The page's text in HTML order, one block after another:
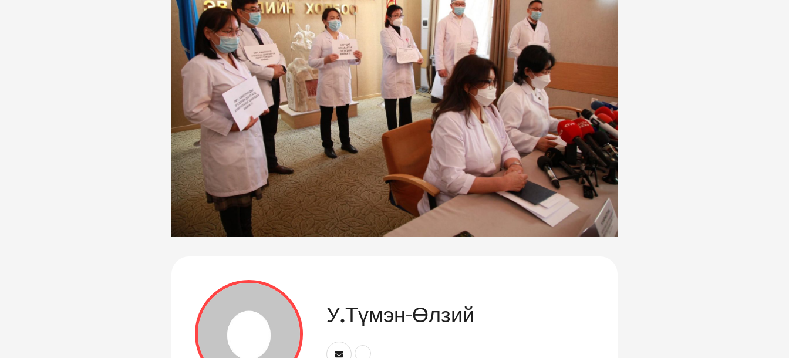
У.Түмэн-Өлзий